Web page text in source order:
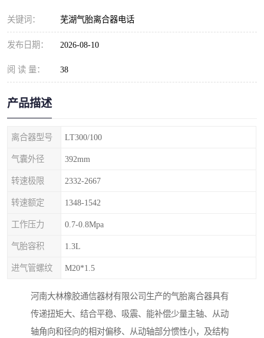
关键词： 芜湖气胎离合器电话
发布日期： 2026-08-10
阅 读 量： 38
产品描述
离合器型号 LT300/100
气囊外径 392mm
转速极限 2332-2667
转速额定 1348-1542
工作压力 0.7-0.8Mpa
气胎容积 1.3L
进气管螺纹 M20*1.5
河南大林橡胶通信器材有限公司生产的气胎离合器具有
传递扭矩大、结合平稳、吸震、能补偿少量主轴、从动
轴角向和径向的相对偏移、从动轴部分惯性小，及结构